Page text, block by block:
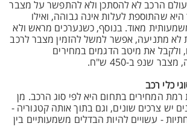
הרכב לא להסתכן ולא להתפשר על מצבר
שהתוספת לעלות אינה גבוהה, ואילו
מאוד. בנוסף, כשנערכים מראש ולא
לא מתניעה, אפשר למשל להזמין מצבר לרכב
את מיטב הדגמים במחירים
שנפ ב-450 ש"ח.
כלי רכב
רמת המחירים בתחום היא לפי סוג הרכב. מן
יש צרכים שונים, וגם בתוך אותה קטגוריה -
- עשויים להיות הבדלים משמעותיים בין